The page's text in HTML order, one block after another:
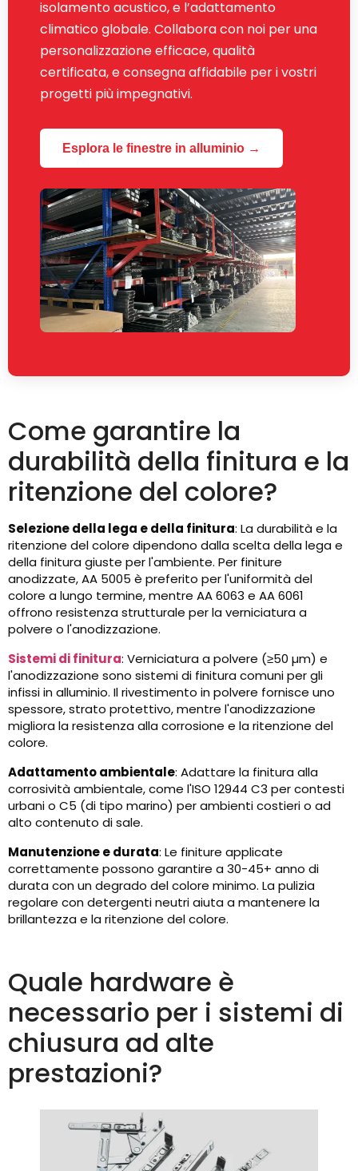
isolamento acustico, e l’adattamento
climatico globale. Collabora con noi per una
personalizzazione efficace, qualità
certificata, e consegna affidabile per i vostri
progetti più impegnativi.
Esplora le finestre in alluminio →
Come garantire la
durabilità della finitura e la
ritenzione del colore?
Selezione della lega e della finitura: La durabilità e la
ritenzione del colore dipendono dalla scelta della lega e
della finitura giuste per l'ambiente. Per finiture
anodizzate, AA 5005 è preferito per l'uniformità del
colore a lungo termine, mentre AA 6063 e AA 6061
offrono resistenza strutturale per la verniciatura a
polvere o l'anodizzazione.
Sistemi di finitura: Verniciatura a polvere (≥50 µm) e
l'anodizzazione sono sistemi di finitura comuni per gli
infissi in alluminio. Il rivestimento in polvere fornisce uno
spessore, strato protettivo, mentre l'anodizzazione
migliora la resistenza alla corrosione e la ritenzione del
colore.
Adattamento ambientale: Adattare la finitura alla
corrosività ambientale, come l'ISO 12944 C3 per contesti
urbani o C5 (di tipo marino) per ambienti costieri o ad
alto contenuto di sale.
Manutenzione e durata: Le finiture applicate
correttamente possono garantire a 30-45+ anno di
durata con un degrado del colore minimo. La pulizia
regolare con detergenti neutri aiuta a mantenere la
brillantezza e la ritenzione del colore.
Quale hardware è
necessario per i sistemi di
chiusura ad alte
prestazioni?